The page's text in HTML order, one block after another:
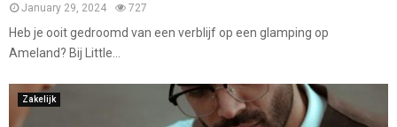
January 29, 2024 727
Heb je ooit gedroomd van een verblijf op een glamping op
Ameland? Bij Little...
Zakelijk